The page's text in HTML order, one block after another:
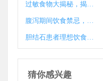
过敏食物大揭秘，揭秘可能引发过敏反应的常见食物
腹泻期间饮食禁忌，哪些食物需远离？
胆结石患者理想饮食攻略，揭秘最佳食物选择
猜你感兴趣